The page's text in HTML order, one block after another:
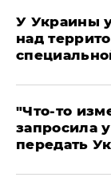
У Украины
над
​"Что-то
запросила
передать